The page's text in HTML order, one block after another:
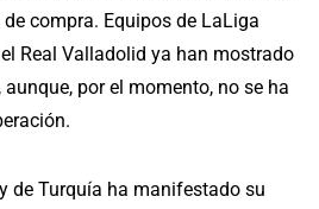
compra. Equipos de LaLiga
Real Valladolid ya han mostrado
por el momento, no se ha
de Turquía ha manifestado su